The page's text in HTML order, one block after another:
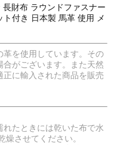
財布 ラウンドファスナー
付き 日本製 馬革 使用 メ
を使用しています。その
がございます。また天然
に輸入された商品を販売
たときには乾いた布で水
させてください。